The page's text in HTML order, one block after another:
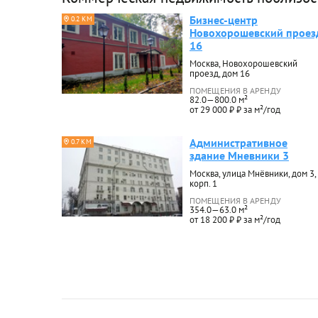
0.2 КМ
Бизнес-центр
Новохорошевский
16
Москва, Новохорошевский
проезд, дом 16
ПОМЕЩЕНИЯ В АРЕНДУ
82.0—800.0 м²
от 29 000 ₽ ₽ за м²/год
0.7 КМ
Административное
здание Мневники 3
Москва, улица Мнёвники, дом 3,
корп. 1
ПОМЕЩЕНИЯ В АРЕНДУ
354.0—63.0 м²
от 18 200 ₽ ₽ за м²/год